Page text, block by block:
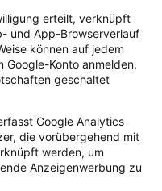
erteilt, verknüpft
und App-Browserverlauf
können auf jedem
Google-Konto anmelden,
geschaltet
Google Analytics
die vorübergehend mit
werden, um
Anzeigenwerbung zu